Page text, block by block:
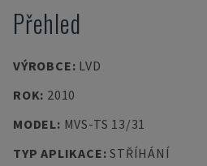
Přehled
VÝROBCE: LVD
ROK: 2010
MODEL: MVS-TS 13/31
TYP APLIKACE:STŘÍHÁNÍ